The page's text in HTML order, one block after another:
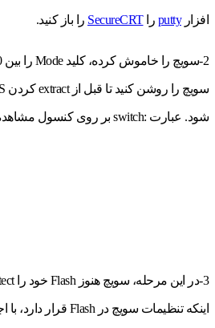
افزارputty راSecureCRT را باز کنید.
شود. عبارت :switch بر روی کنسول مشاهده ميكنيد